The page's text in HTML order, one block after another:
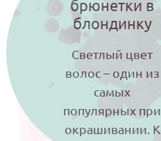
брюнетки в
блондинку
Светлый цвет
волос – один из
самых
популярных при
окрашивании. К